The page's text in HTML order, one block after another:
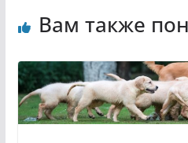
Вам также